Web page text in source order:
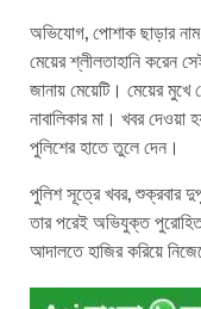
অভিযোগ, পোশাক ছাড়ার
মেয়ের শ্লীলতাহানি করেন
জানায় মেয়েটি। মেয়ের
নাবালিকার মা। খবর
পুলিশের হাতে তুলে দেন।
পুলিশ সূত্রে খবর, শুক্রবার
তার পরেই অভিযুক্ত
আদালতে হাজির করিয়ে